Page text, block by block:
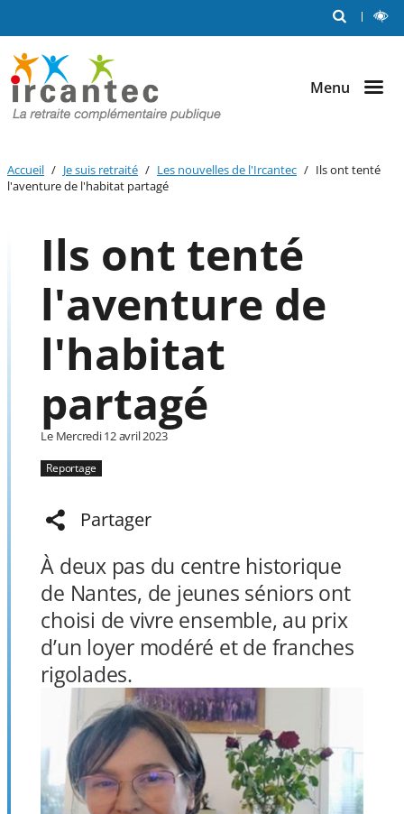
contenu
principal
menu
principal
bouton
lecture
contraste
RECHERCHE
Menu
Accueil Je suis retraité Les nouvelles de l'Ircantec
Ils ont tenté
l'aventure de l'habitat partagé
Ils ont tenté
l'aventure de
l'habitat
partagé
Le Mercredi 12 avril 2023
Reportage
Partager
À deux pas du centre historique
de Nantes, de jeunes séniors ont
choisi de vivre ensemble, au prix
d’un loyer modéré et de franches
rigolades.